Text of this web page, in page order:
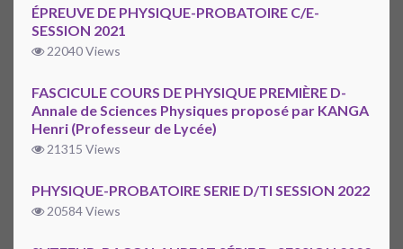
ÉPREUVE DE PHYSIQUE-PROBATOIRE C/E-
SESSION 2021
22040 Views
FASCICULE COURS DE PHYSIQUE PREMIÈRE D-
Annale de Sciences Physiques proposé par KANGA
Henri (Professeur de Lycée)
21315 Views
PHYSIQUE-PROBATOIRE SERIE D/TI SESSION 2022
20584 Views